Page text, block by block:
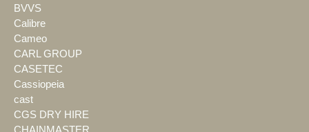
BVVS
Calibre
Cameo
CARL GROUP
CASETEC
Cassiopeia
cast
CGS DRY HIRE